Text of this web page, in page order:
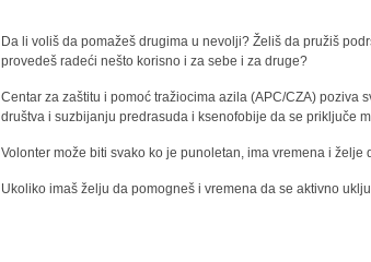
Da li voliš da pomažeš drugima u nevolji? Želiš da pružiš
provedeš radeći nešto korisno i za sebe i za druge?
Centar za zaštitu i pomoć tražiocima azila (APC/CZA)
društva i suzbijanju predrasuda i ksenofobije da se priključe
Volonter može biti svako ko je punoletan, ima vremena i
Ukoliko imaš želju da pomogneš i vremena da se aktivno